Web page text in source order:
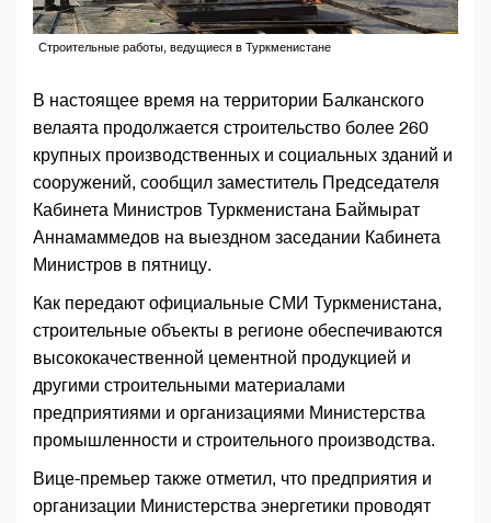
Строительные работы, ведущиеся в Туркменистане
В настоящее время на территории Балканского
велаята продолжается строительство более 260
крупных производственных и социальных зданий и
сооружений, сообщил заместитель Председателя
Кабинета Министров Туркменистана Баймырат
Аннамаммедов на выездном заседании Кабинета
Министров в пятницу.
Как передают официальные СМИ Туркменистана,
строительные объекты в регионе обеспечиваются
высококачественной цементной продукцией и
другими строительными материалами
предприятиями и организациями Министерства
промышленности и строительного производства.
Вице-премьер также отметил, что предприятия и
организации Министерства энергетики проводят